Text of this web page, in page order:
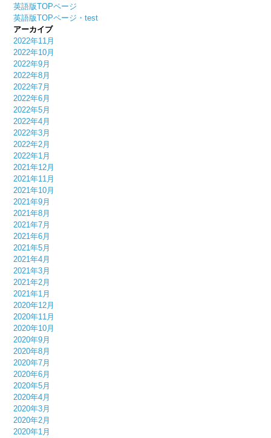
英語版TOPページ
英語版TOPページ・test
アーカイブ
2022年11月
2022年10月
2022年9月
2022年8月
2022年7月
2022年6月
2022年5月
2022年4月
2022年3月
2022年2月
2022年1月
2021年12月
2021年11月
2021年10月
2021年9月
2021年8月
2021年7月
2021年6月
2021年5月
2021年4月
2021年3月
2021年2月
2021年1月
2020年12月
2020年11月
2020年10月
2020年9月
2020年8月
2020年7月
2020年6月
2020年5月
2020年4月
2020年3月
2020年2月
2020年1月